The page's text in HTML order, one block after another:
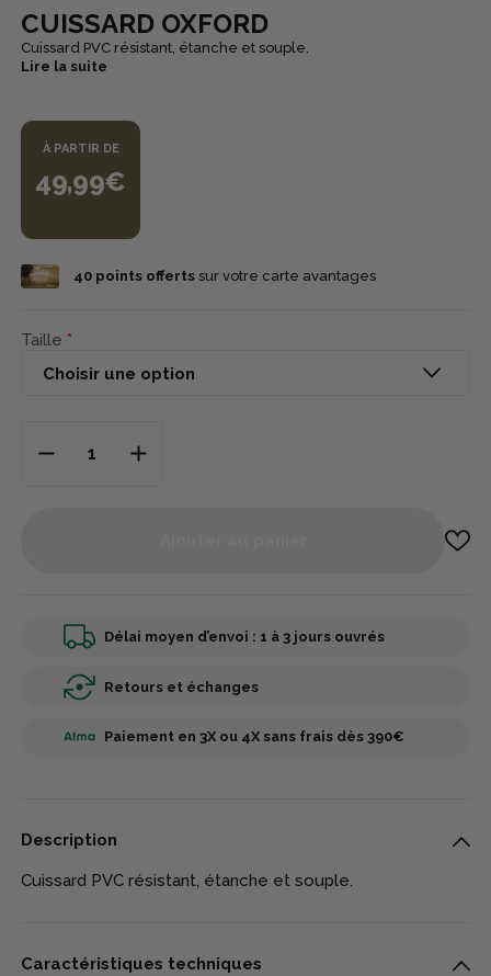
CUISSARD OXFORD
Cuissard PVC résistant, étanche et souple.
Lire la suite
À PARTIR DE
49,99€
40points offertssur votre carte avantages
Taille
Délai moyen d’envoi : 1 à 3 jours ouvrés
Retours et échanges
Paiement en 3X ou 4X sans frais dès 390€
Description
Cuissard PVC résistant, étanche et souple.
Caractéristiques techniques